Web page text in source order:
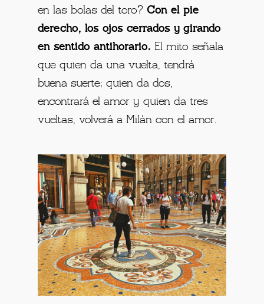
en las bolas del toro?Con el pie
derecho, los ojos cerrados y girando
en sentido antihorario. El mito señala
que quien da una vuelta, tendrá
buena suerte; quien da dos,
encontrará el amor y quien da tres
vueltas, volverá a Milán con el amor.